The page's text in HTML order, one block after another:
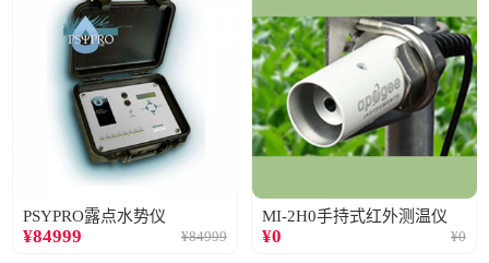
PSYPRO露点水势仪
¥84999 ¥84999
MI-2H0手持式红外测温仪
¥0 ¥0